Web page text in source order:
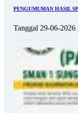
PENGUMUMAN HASIL
Tanggal 29-06-